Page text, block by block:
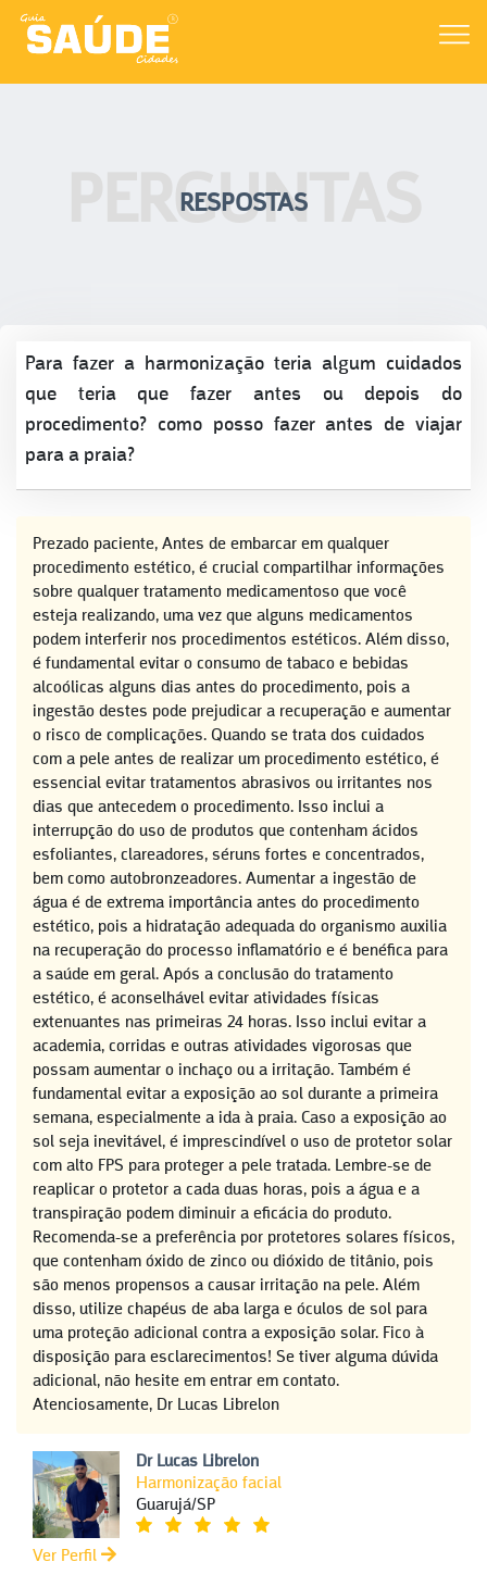
PERGUNTAS
RESPOSTAS
Para fazer a harmonização teria algum cuidados
que teria que fazer antes ou depois do
procedimento? como posso fazer antes de viajar
para a praia?
Prezado paciente, Antes de embarcar em qualquer
procedimento estético, é crucial compartilhar informações
sobre qualquer tratamento medicamentoso que você
esteja realizando, uma vez que alguns medicamentos
podem interferir nos procedimentos estéticos. Além disso,
é fundamental evitar o consumo de tabaco e bebidas
alcoólicas alguns dias antes do procedimento, pois a
ingestão destes pode prejudicar a recuperação e aumentar
o risco de complicações. Quando se trata dos cuidados
com a pele antes de realizar um procedimento estético, é
essencial evitar tratamentos abrasivos ou irritantes nos
dias que antecedem o procedimento. Isso inclui a
interrupção do uso de produtos que contenham ácidos
esfoliantes, clareadores, séruns fortes e concentrados,
bem como autobronzeadores. Aumentar a ingestão de
água é de extrema importância antes do procedimento
estético, pois a hidratação adequada do organismo auxilia
na recuperação do processo inflamatório e é benéfica para
a saúde em geral. Após a conclusão do tratamento
estético, é aconselhável evitar atividades físicas
extenuantes nas primeiras 24 horas. Isso inclui evitar a
academia, corridas e outras atividades vigorosas que
possam aumentar o inchaço ou a irritação. Também é
fundamental evitar a exposição ao sol durante a primeira
semana, especialmente a ida à praia. Caso a exposição ao
sol seja inevitável, é imprescindível o uso de protetor solar
com alto FPS para proteger a pele tratada. Lembre-se de
reaplicar o protetor a cada duas horas, pois a água e a
transpiração podem diminuir a eficácia do produto.
Recomenda-se a preferência por protetores solares físicos,
que contenham óxido de zinco ou dióxido de titânio, pois
são menos propensos a causar irritação na pele. Além
disso, utilize chapéus de aba larga e óculos de sol para
uma proteção adicional contra a exposição solar. Fico à
disposição para esclarecimentos! Se tiver alguma dúvida
adicional, não hesite em entrar em contato.
Atenciosamente, Dr Lucas Librelon
Dr Lucas Librelon
Harmonização facial
Guarujá/SP
Ver Perfil